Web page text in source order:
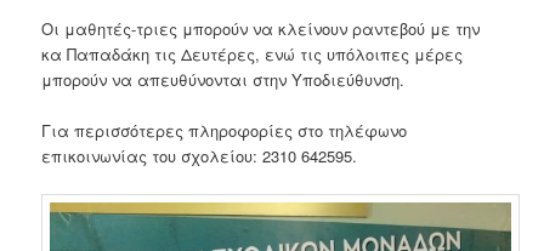
Οι μαθητές-τριες μπορούν να κλείνουν ραντεβού με την
κα Παπαδάκη τις Δευτέρες, ενώ τις υπόλοιπες μέρες
μπορούν να απευθύνονται στην Υποδιεύθυνση.
Για περισσότερες πληροφορίες στο τηλέφωνο
επικοινωνίας του σχολείου: 2310 642595.